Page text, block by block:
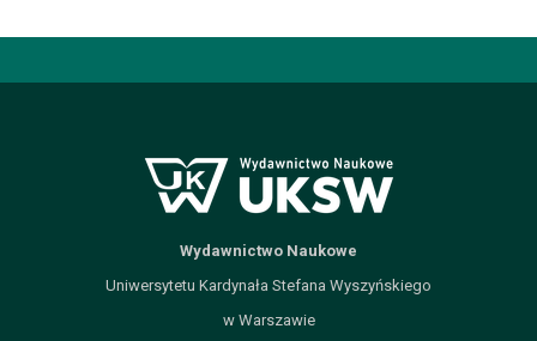
Wydawnictwo Naukowe
Uniwersytetu Kardynała Stefana Wyszyńskiego
w Warszawie